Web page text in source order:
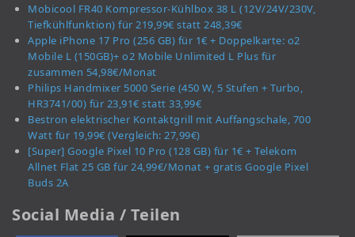
Mobicool FR40 Kompressor-Kühlbox 38 L (12V/24V/230V,
Tiefkühlfunktion) für 219,99€ statt 248,39€
Apple iPhone 17 Pro (256 GB) für 1€ + Doppelkarte: o2
Mobile L (150GB)+ o2 Mobile Unlimited L Plus für
zusammen 54,98€/Monat
Philips Handmixer 5000 Serie (450 W, 5 Stufen + Turbo,
HR3741/00) für 23,91€ statt 33,99€
Bestron elektrischer Kontaktgrill mit Auffangschale, 700
Watt für 19,99€ (Vergleich: 27,99€)
[Super] Google Pixel 10 Pro (128 GB) für 1€ + Telekom
Allnet Flat 25 GB für 24,99€/Monat + gratis Google Pixel
Buds 2A
Social Media / Teilen